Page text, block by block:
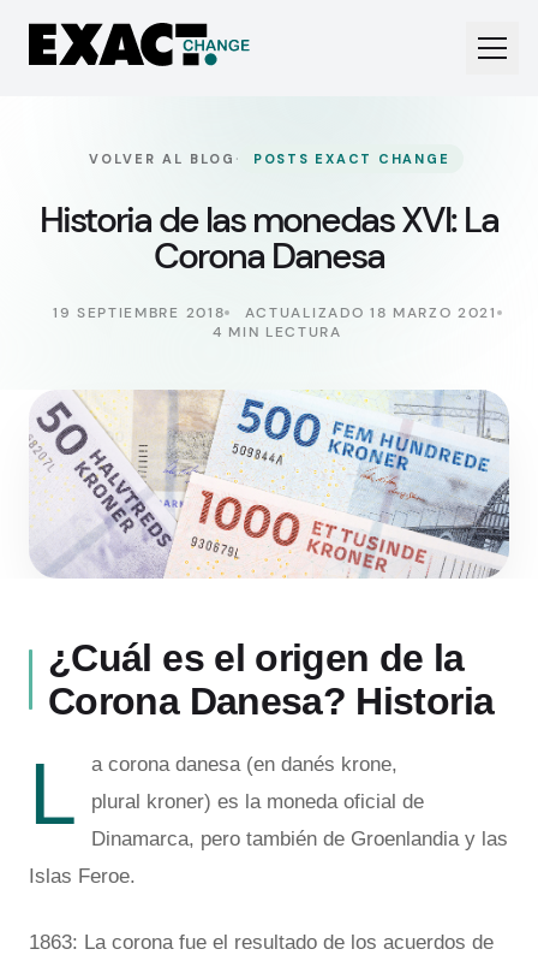
VOLVER AL BLOG · POSTS EXACT CHANGE
Historia de las monedas XVI: La
Corona Danesa
19 SEPTIEMBRE 2018
ACTUALIZADO 18 MARZO 2021
4 MIN LECTURA
¿Cuál es el origen de la
Corona Danesa? Historia
L
a corona danesa (en danés krone,
plural kroner) es la moneda oficial de
Dinamarca, pero también de Groenlandia y las
Islas Feroe.
1863: La corona fue el resultado de los acuerdos de